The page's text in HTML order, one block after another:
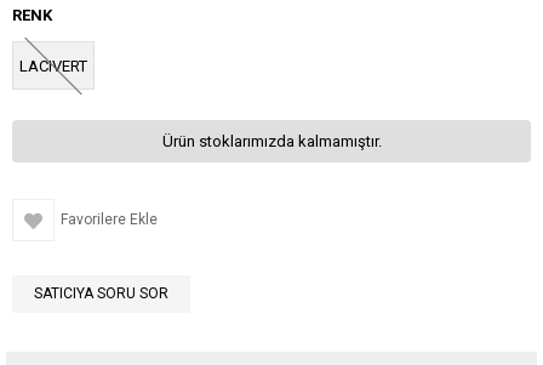
RENK
LACIVERT
Ürün stoklarımızda kalmamıştır.
Favorilere Ekle
SATICIYA SORU SOR